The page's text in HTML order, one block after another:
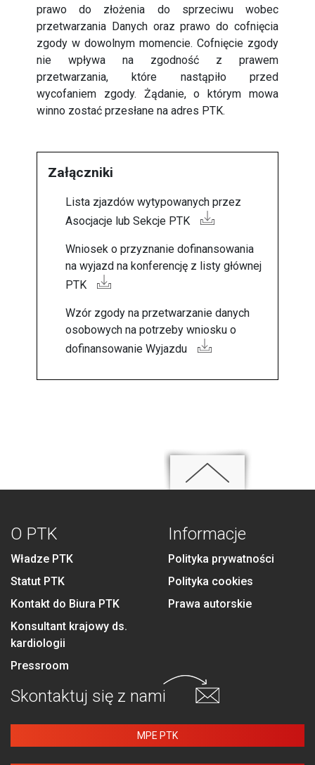
prawo do złożenia do sprzeciwu wobec
przetwarzania Danych oraz prawo do cofnięcia
zgody w dowolnym momencie. Cofnięcie zgody
nie wpływa na zgodność z prawem
przetwarzania, które nastąpiło przed
wycofaniem zgody. Żądanie, o którym mowa
winno zostać przesłane na adres PTK.
Załączniki
Lista zjazdów wytypowanych przez
Asocjacje lub Sekcje PTK
Wniosek o przyznanie dofinansowania
na wyjazd na konferencję z listy głównej
PTK
Wzór zgody na przetwarzanie danych
osobowych na potrzeby wniosku o
dofinansowanie Wyjazdu
O PTK
Władze PTK
Statut PTK
Kontakt do Biura PTK
Konsultant krajowy ds.
kardiologii
Pressroom
Informacje
Polityka prywatności
Polityka cookies
Prawa autorskie
Skontaktuj się z nami
MPE PTK